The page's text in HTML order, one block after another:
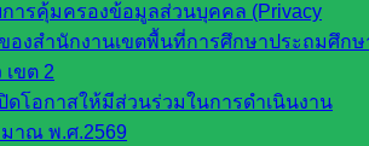
การคุ้มครองข้อมูลส่วนบุคคล (Privacy
องสำนักงานเขตพื้นที่การศึกษาประถมศึกษ
เขต 2
ดโอกาสให้มีส่วนร่วมในการดำเนินงาน
าณ พ.ศ.2569